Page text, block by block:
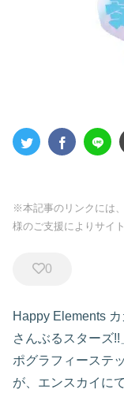
※本記事のリンクには
様のご支援によりサイ
0
Happy Elements
さんぶるスターズ
ポグラフィーステ
が、エンスカイに